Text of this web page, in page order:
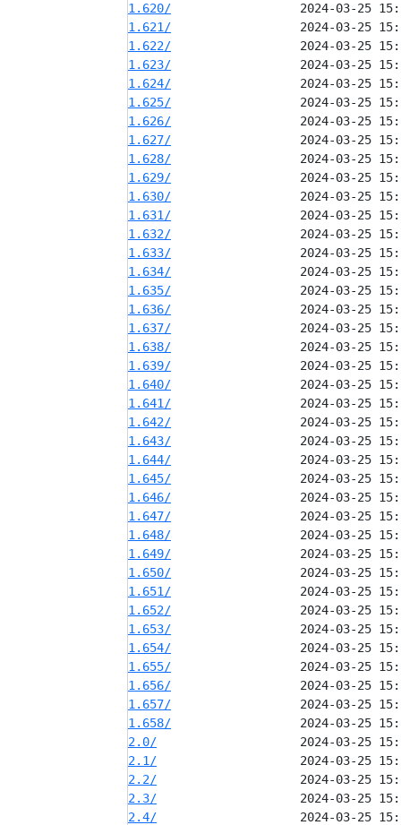
1.620/
1.621/
1.622/
1.623/
1.624/
1.625/
1.626/
1.627/
1.628/
1.629/
1.630/
1.631/
1.632/
1.633/
1.634/
1.635/
1.636/
1.637/
1.638/
1.639/
1.640/
1.641/
1.642/
1.643/
1.644/
1.645/
1.646/
1.647/
1.648/
1.649/
1.650/
1.651/
1.652/
1.653/
1.654/
1.655/
1.656/
1.657/
1.658/
2.0/
2.1/
2.2/
2.3/
2.4/